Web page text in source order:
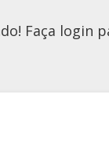
Faça login